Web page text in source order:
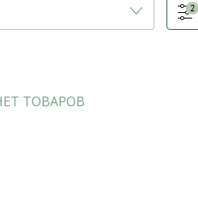
2
ТОВАРОВ